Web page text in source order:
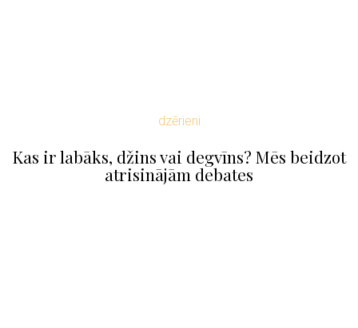
dzērieni
Kas ir labāks, džins vai degvīns? Mēs beidzot
atrisinājām debates